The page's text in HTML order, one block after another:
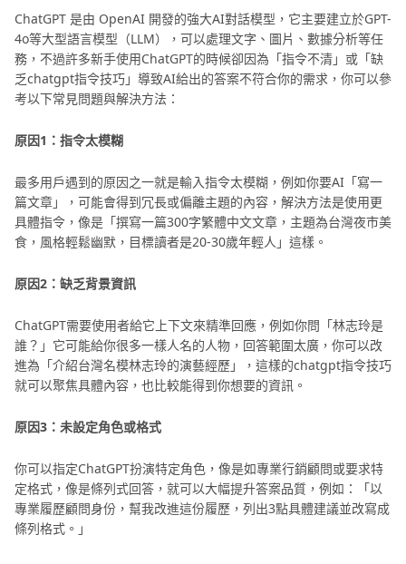
關於ChatGPT的常見問題
結語
ChatGPT 是由 OpenAI 開發的強大AI對話模型，它主要建立於GPT-
4o等大型語言模型（LLM），可以處理文字、圖片、數據分析等任
務，不過許多新手使用ChatGPT的時候卻因為「指令不清」或「缺
乏chatgpt指令技巧」導致AI給出的答案不符合你的需求，你可以參
考以下常見問題與解決方法：
原因1：指令太模糊
最多用戶遇到的原因之一就是輸入指令太模糊，例如你要AI「寫一
篇文章」，可能會得到冗長或偏離主題的內容，解決方法是使用更
具體指令，像是「撰寫一篇300字繁體中文文章，主題為台灣夜市美
食，風格輕鬆幽默，目標讀者是20-30歲年輕人」這樣。
原因2：缺乏背景資訊
ChatGPT需要使用者給它上下文來精準回應，例如你問「林志玲是
誰？」它可能給你很多一樣人名的人物，回答範圍太廣，你可以改
進為「介紹台灣名模林志玲的演藝經歷」，這樣的chatgpt指令技巧
就可以聚焦具體內容，也比較能得到你想要的資訊。
原因3：未設定角色或格式
你可以指定ChatGPT扮演特定角色，像是如專業行銷顧問或要求特
定格式，像是條列式回答，就可以大幅提升答案品質，例如：「以
專業履歷顧問身份，幫我改進這份履歷，列出3點具體建議並改寫成
條列格式。」